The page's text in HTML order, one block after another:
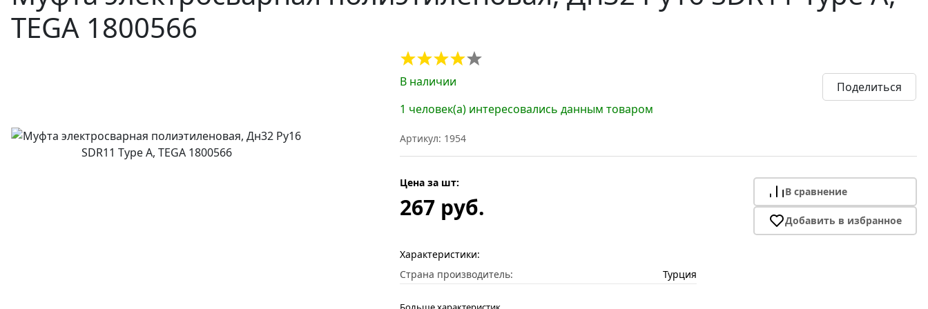
TEGA 1800566
В наличии
Поделиться
1 человек(а) интересовались данным товаром
Артикул: 1954
Цена за шт:
267 руб.
В сравнение
Добавить в избранное
Характеристики:
Страна производитель:
Турция